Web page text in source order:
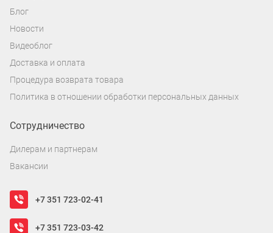
Блог
Новости
Видеоблог
Доставка и оплата
Процедура возврата товара
Политика в отношении обработки персональных данных
Сотрудничество
Дилерам и партнерам
Вакансии
+7 351 723-02-41
+7 351 723-03-42